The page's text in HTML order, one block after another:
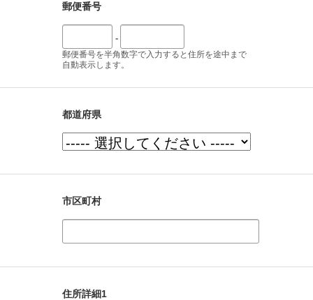
郵便番号
-
郵便番号を半角数字で入力すると住所を途中まで
自動表示します。
都道府県
市区町村
住所詳細1